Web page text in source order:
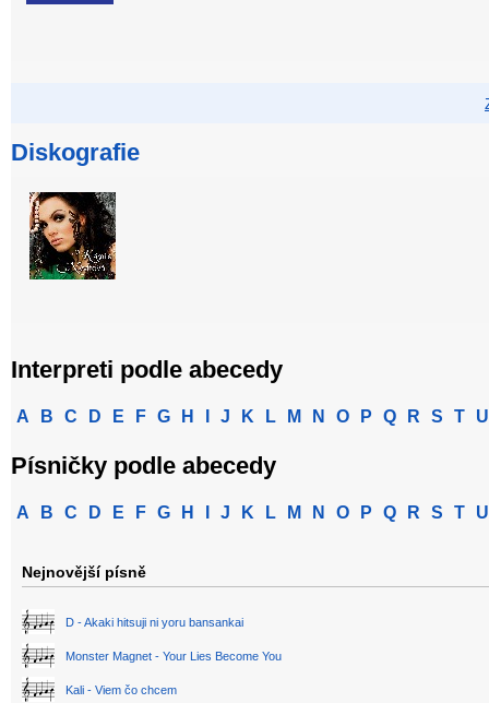
Diskografie
Interpreti podle abecedy
A B C D E F G H J K L M N O P Q R S T U
Písničky podle abecedy
A B C D E F G H J K L M N O P Q R S T U
Nejnovější písně
D - Akaki hitsuji ni yoru bansankai
Monster Magnet - Your Lies Become You
Kali - Viem čo chcem